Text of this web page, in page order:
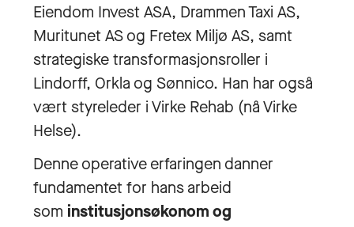
Eiendom Invest ASA, Drammen Taxi AS,
Muritunet AS og Fretex Miljø AS, samt
strategiske transformasjonsroller i
Lindorff, Orkla og Sønnico. Han har også
vært styreleder i Virke Rehab (nå Virke
Helse).
Denne operative erfaringen danner
fundamentet for hans arbeid
som institusjonsøkonom og